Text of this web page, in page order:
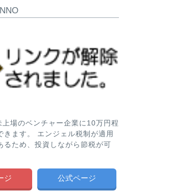
上場のベンチャー企業に10万円程
きます。 エンジェル税制が適用
るため、投資しながら節税が可
ジ 公式ページ